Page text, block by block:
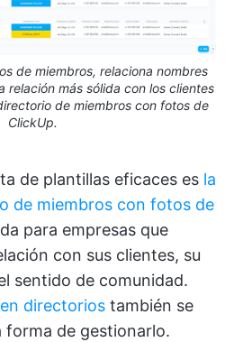
de miembros, relaciona nombres
relación más sólida con los clientes
de miembros con fotos de
ClickUp.
de plantillas eficaces es la
de miembros con fotos de
para empresas que
con sus clientes, su
sentido de comunidad.
directorios también se
forma de gestionarlo.